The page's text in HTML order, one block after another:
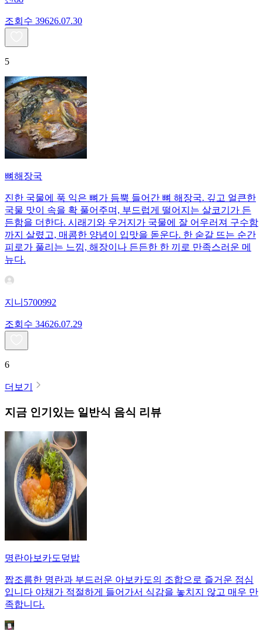
조회수 39626.07.30
5
뼈해장국
진한 국물에 푹 익은 뼈가 듬뿍 들어간 뼈 해장국. 깊고 얼큰한
국물 맛이 속을 확 풀어주며, 부드럽게 떨어지는 살코기가 든
든함을 더한다. 시래기와 우거지가 국물에 잘 어우러져 구수함
까지 살렸고, 매콤한 양념이 입맛을 돋운다. 한 숟갈 뜨는 순간
피로가 풀리는 느낌, 해장이나 든든한 한 끼로 만족스러운 메
뉴다.
지니5700992
조회수 34626.07.29
6
더보기
지금 인기있는 일반식 음식 리뷰
명란아보카도덮밥
짭조름한 명란과 부드러운 아보카도의 조합으로 즐거운 점심
입니다 야채가 적절하게 들어가서 식감을 놓치지 않고 매우 만
족합니다.